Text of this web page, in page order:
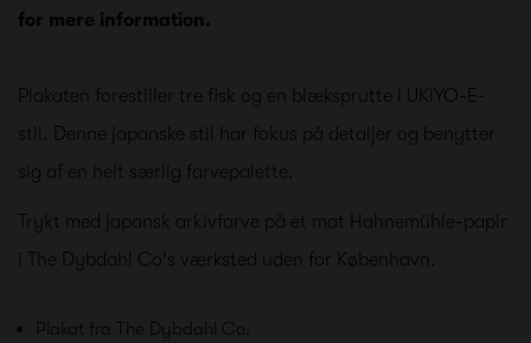
for mere information.
Plakaten forestiller tre fisk og en blæksprutte i UKIYO-E-
stil. Denne japanske stil har fokus på detaljer og benytter
sig af en helt særlig farvepalette.
Trykt med japansk arkivfarve på et mat Hahnemühle-papir
i The Dybdahl Co's værksted uden for København.
Plakat fra The Dybdahl Co.